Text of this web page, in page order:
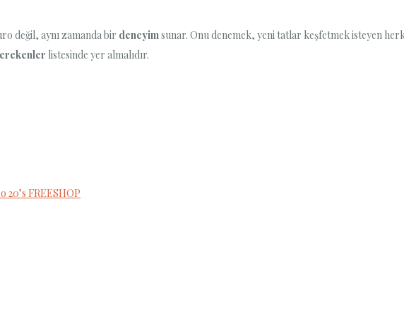
değil, aynı zamanda bir deneyimsunar. Onu denemek, yeni tatlar keşfetmek isteyen
listesinde yer almalıdır.
FREESHOP